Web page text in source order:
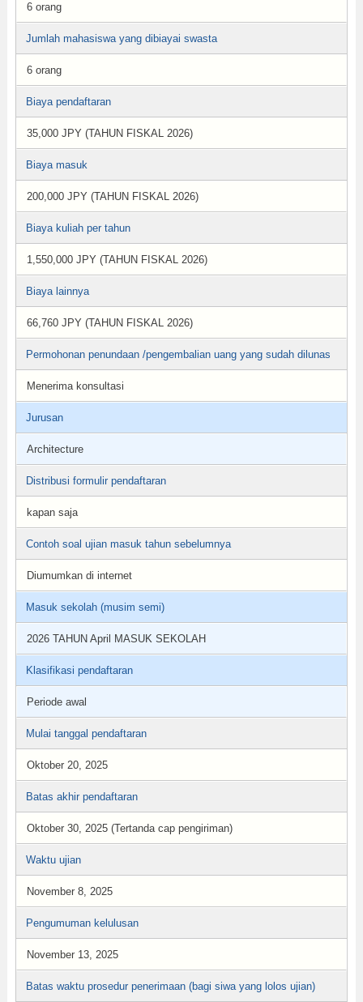
6 orang
Jumlah mahasiswa yang dibiayai swasta
6 orang
Biaya pendaftaran
35,000 JPY (TAHUN FISKAL 2026)
Biaya masuk
200,000 JPY (TAHUN FISKAL 2026)
Biaya kuliah per tahun
1,550,000 JPY (TAHUN FISKAL 2026)
Biaya lainnya
66,760 JPY (TAHUN FISKAL 2026)
Permohonan penundaan /pengembalian uang yang sudah dilunas
Menerima konsultasi
Jurusan
Architecture
Distribusi formulir pendaftaran
kapan saja
Contoh soal ujian masuk tahun sebelumnya
Diumumkan di internet
Masuk sekolah (musim semi)
2026 TAHUN April MASUK SEKOLAH
Klasifikasi pendaftaran
Periode awal
Mulai tanggal pendaftaran
Oktober 20, 2025
Batas akhir pendaftaran
Oktober 30, 2025 (Tertanda cap pengiriman)
Waktu ujian
November 8, 2025
Pengumuman kelulusan
November 13, 2025
Batas waktu prosedur penerimaan (bagi siwa yang lolos ujian)